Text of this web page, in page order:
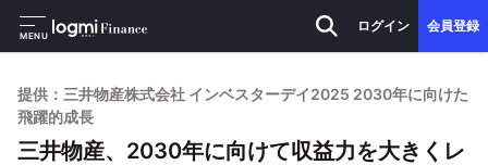
MENU
ログイン 会員登録
提供：三井物産株式会社 インベスターデイ2025 2030年に向けた
飛躍的成長
三井物産、2030年に向けて収益力を大きくレ